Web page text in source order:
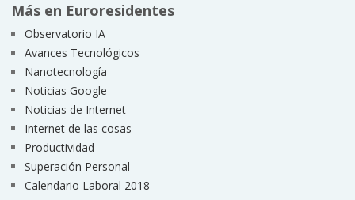
Más en Euroresidentes
Observatorio IA
Avances Tecnológicos
Nanotecnología
Noticias Google
Noticias de Internet
Internet de las cosas
Productividad
Superación Personal
Calendario Laboral 2018